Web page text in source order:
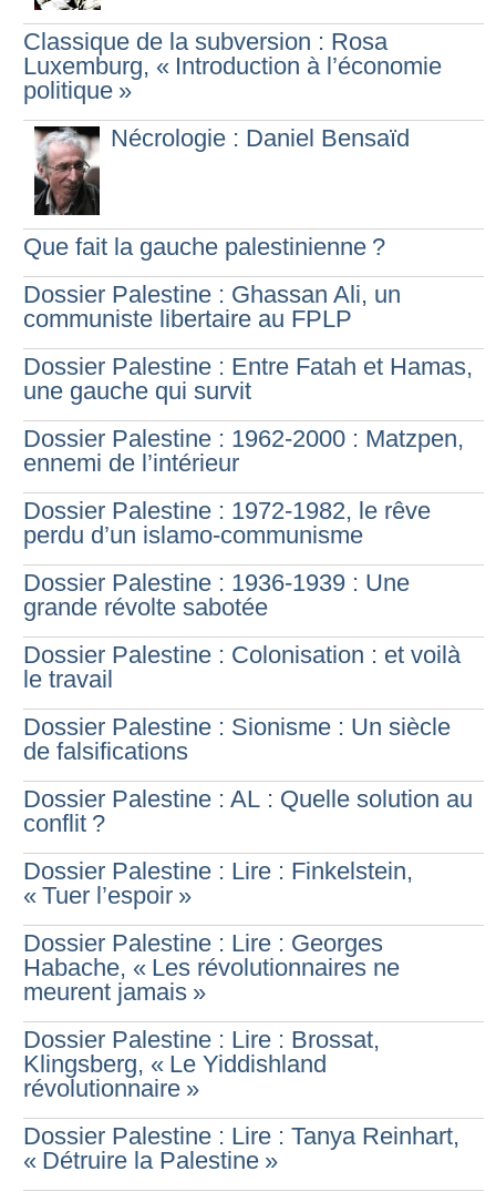
Classique de la subversion : Rosa
Luxemburg, « Introduction à l’économie
politique »
Nécrologie : Daniel Bensaïd
Que fait la gauche palestinienne ?
Dossier Palestine : Ghassan Ali, un
communiste libertaire au FPLP
Dossier Palestine : Entre Fatah et Hamas,
une gauche qui survit
Dossier Palestine : 1962-2000 : Matzpen,
ennemi de l’intérieur
Dossier Palestine : 1972-1982, le rêve
perdu d’un islamo-communisme
Dossier Palestine : 1936-1939 : Une
grande révolte sabotée
Dossier Palestine : Colonisation : et voilà
le travail
Dossier Palestine : Sionisme : Un siècle
de falsifications
Dossier Palestine : AL : Quelle solution au
conflit ?
Dossier Palestine : Lire : Finkelstein,
« Tuer l’espoir »
Dossier Palestine : Lire : Georges
Habache, « Les révolutionnaires ne
meurent jamais »
Dossier Palestine : Lire : Brossat,
Klingsberg, « Le Yiddishland
révolutionnaire »
Dossier Palestine : Lire : Tanya Reinhart,
« Détruire la Palestine »